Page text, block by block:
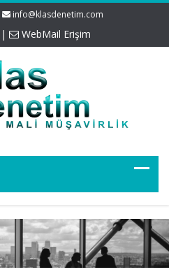
info@klasdenetim.com
| WebMail Erişim